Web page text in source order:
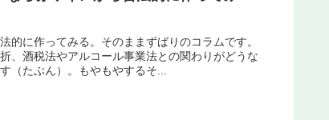
的に作ってみる。そのままずばりのコラムです。
、酒税法やアルコール事業法との関わりがどうな
（たぶん）。もやもやするそ...